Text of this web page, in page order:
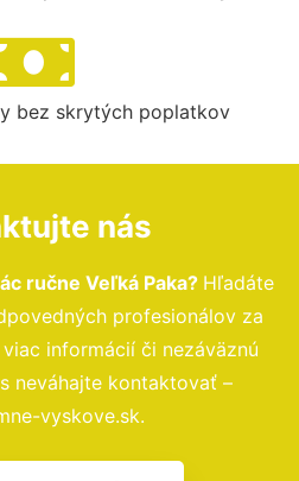
bez skrytých poplatkov
nás
ručne Veľká Paka? Hľadáte
profesionálov za
informácií či nezáväznú
neváhajte kontaktovať –
vyskove.sk.